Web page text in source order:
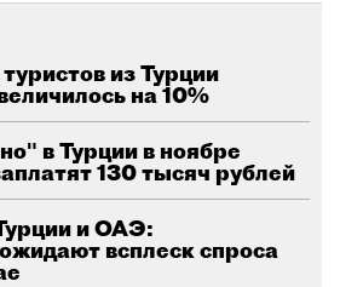
из Турции
на 10%
в Турции в ноябре
130 тысяч рублей
и ОАЭ:
всплеск спроса